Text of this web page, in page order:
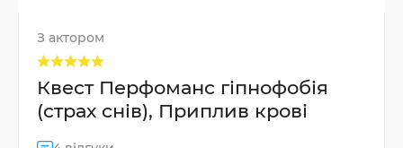
З актором
Квест Перфоманс гіпнофобія
(страх снів), Приплив крові